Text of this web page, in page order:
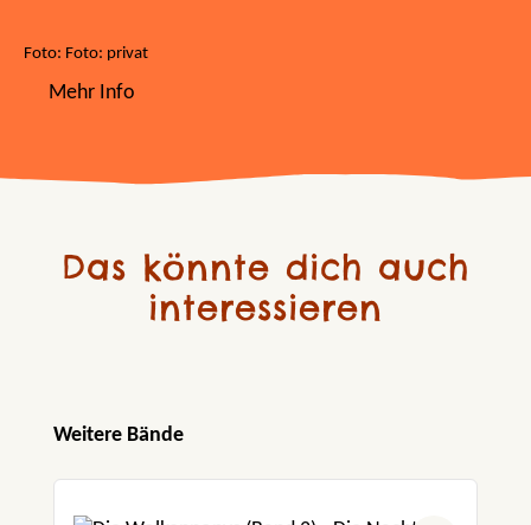
Foto: Foto: privat
Mehr Info
Das könnte dich auch
interessieren
Produktgalerie überspringen
Weitere Bände